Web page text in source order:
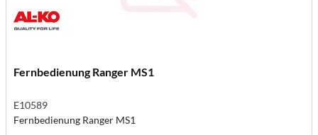
Fernbedienung Ranger MS1
E10589
Fernbedienung Ranger MS1